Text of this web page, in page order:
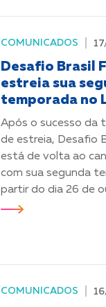
COMUNICADOS
Desafio Brasil
estreia sua
temporada no
Após o sucesso da
de estreia, Desafio
está de volta ao
com sua segunda
partir do dia 26 de
COMUNICADOS